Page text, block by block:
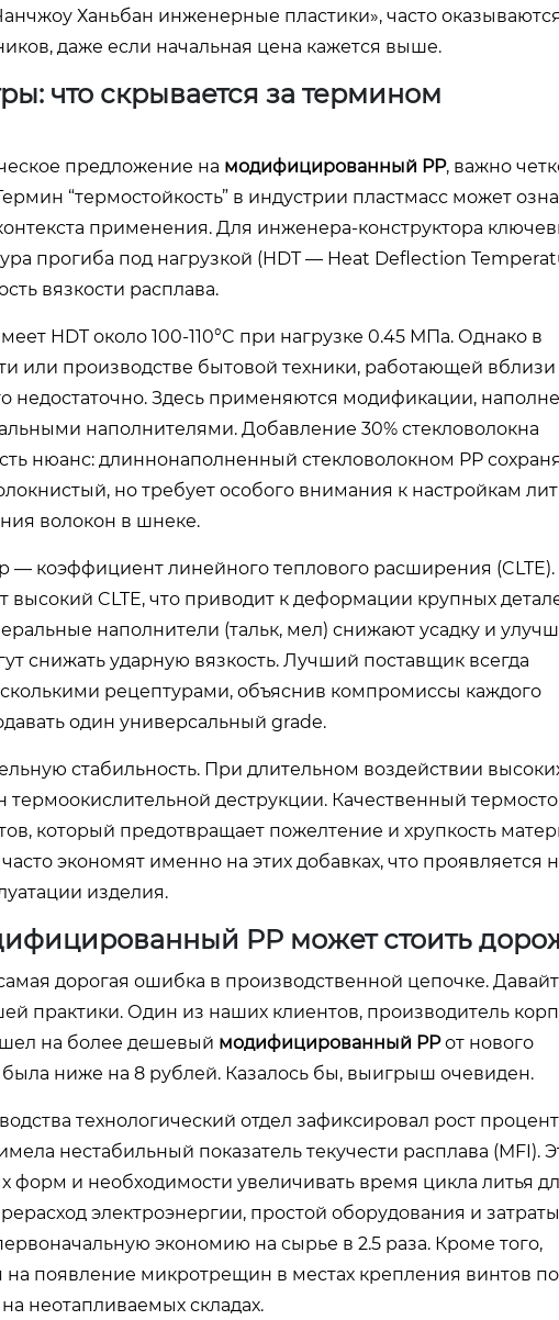
Ханьбан инженерные пластики», часто оказываются
даже если начальная цена кажется выше.
что скрывается за термином
предложение на модифицированный PP, важно
“термостойкость” в индустрии пластмасс может
применения. Для инженера-конструктора
прогиба под нагрузкой (HDT — Heat Deflection
вязкости расплава.
HDT около 100-110°C при нагрузке 0.45 МПа. Однако в
или производстве бытовой техники, работающей вблизи
недостаточно. Здесь применяются модификации,
наполнителями. Добавление 30% стекловолокна
нюанс: длиннонаполненный стекловолокном PP
но требует особого внимания к настройкам
волокон в шнеке.
— коэффициент линейного теплового расширения (CLTE).
CLTE, что приводит к деформации крупных
наполнители (тальк, мел) снижают усадку и
снижать ударную вязкость. Лучший поставщик всегда
рецептурами, объяснив компромиссы каждого
один универсальный grade.
стабильность. При длительном воздействии
деструкции. Качественный
который предотвращает пожелтение и хрупкость
экономят именно на этих добавках, что проявляется
изделия.
PP может стоить
дорогая ошибка в производственной цепочке.
практики. Один из наших клиентов, производитель
на более дешевый модифицированный PPот нового
ниже на 8 рублей. Казалось бы, выигрыш очевиден.
технологический отдел зафиксировал рост
нестабильный показатель текучести расплава (MFI).
и необходимости увеличивать время цикла литья
электроэнергии, простой оборудования и
экономию на сырье в 2.5 раза. Кроме того,
на появление микротрещин в местах крепления винтов
неотапливаемых складах.